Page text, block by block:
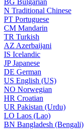
BG Bulgarian
N Traditional Chinese
PT Portuguese
CM Mandarin
TR Turkish
AZ Azerbaijani
IS Icelandic
JPJapanese
DE German
US English (US)
NO Norwegian
HR Croatian
UR Pakistan (Urdu)
LO Laos (Lao)
BN Bangladesh (Bengali)